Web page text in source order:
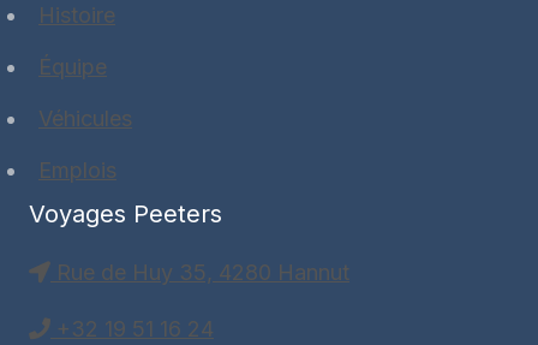
Histoire
Équipe
Véhicules
Emplois
Voyages Peeters
Rue de Huy 35, 4280 Hannut
+32 19 51 16 24